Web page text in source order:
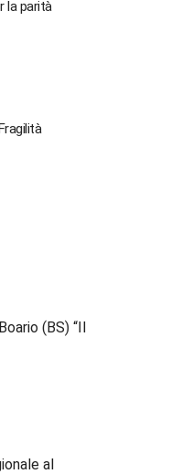
la parità
(BS) “Il
al